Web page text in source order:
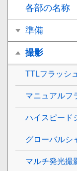
各部の名称
準備
撮影
TTLフラッシ
マニュアルフ
ハイスピード
グローバルシ
マルチ発光撮